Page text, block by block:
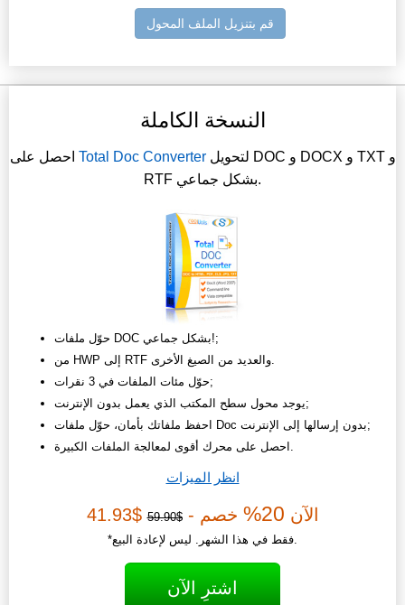
قم بتنزيل الملف المحول
النسخة الكاملة
Total Doc Converterلتحويل DOC و DOCX و TXT و
RTF بشكل جماعي.
حوّل ملفات DOC بشكل جماعي!;
من HWP إلى RTF والعديد من الصيغ الأخرى.
حوّل مئات الملفات في 3 نقرات;
يوجد محول سطح المكتب الذي يعمل بدون الإنترنت;
احفظ ملفاتك بأمان، حوّل ملفات Doc بدون إرسالها إلى الإنترنت;
احصل على محرك أقوى لمعالجة الملفات الكبيرة.
انظر الميزات
الآن 20% خصم -$59.90
$41.93
*فقط في هذا الشهر. ليس لإعادة البيع.
اشترِ الآن